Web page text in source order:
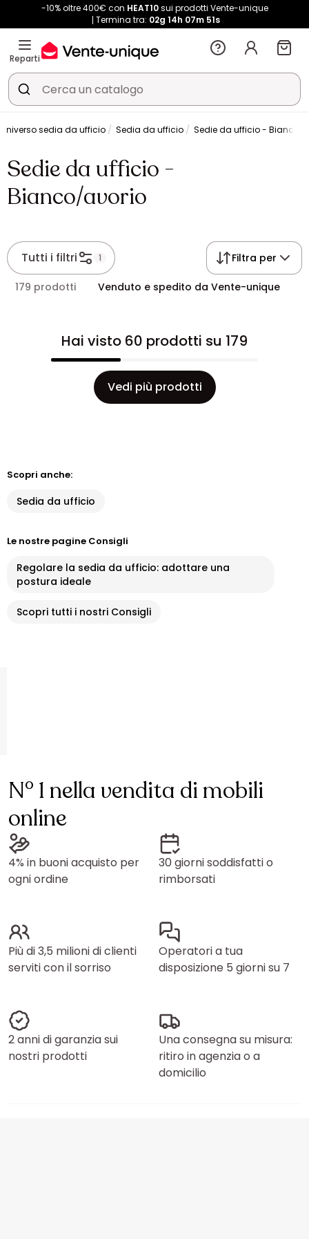
-10% oltre 400€ con HEAT10sui prodotti Vente-unique
Termina tra: 02g 14h 07m 51s
Reparti
Universo sedia da ufficio Sedia da ufficio Sedie da ufficio - Bianco/
Sedie da ufficio -
Bianco/avorio
Tutti i filtri 1 Filtra per
179 prodotti Venduto e spedito da Vente-unique
Hai visto 60 prodotti su 179
Vedi più prodotti
Scopri anche:
Sedia da ufficio
Le nostre pagine Consigli
Regolare la sedia da ufficio: adottare una
postura ideale
Scopri tutti i nostri Consigli
N° 1 nella vendita di mobili
online
4% in buoni acquisto per
ogni ordine
30 giorni soddisfatti o
rimborsati
Più di 3,5 milioni di clienti
serviti con il sorriso
Operatori a tua
disposizione 5 giorni su 7
2 anni di garanzia sui
nostri prodotti
Una consegna su misura:
ritiro in agenzia o a
domicilio